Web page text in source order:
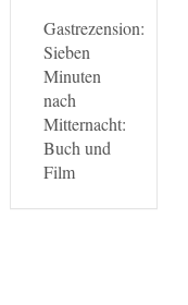
Gastrezension:
Sieben
Minuten
nach
Mitternacht:
Buch und
Film